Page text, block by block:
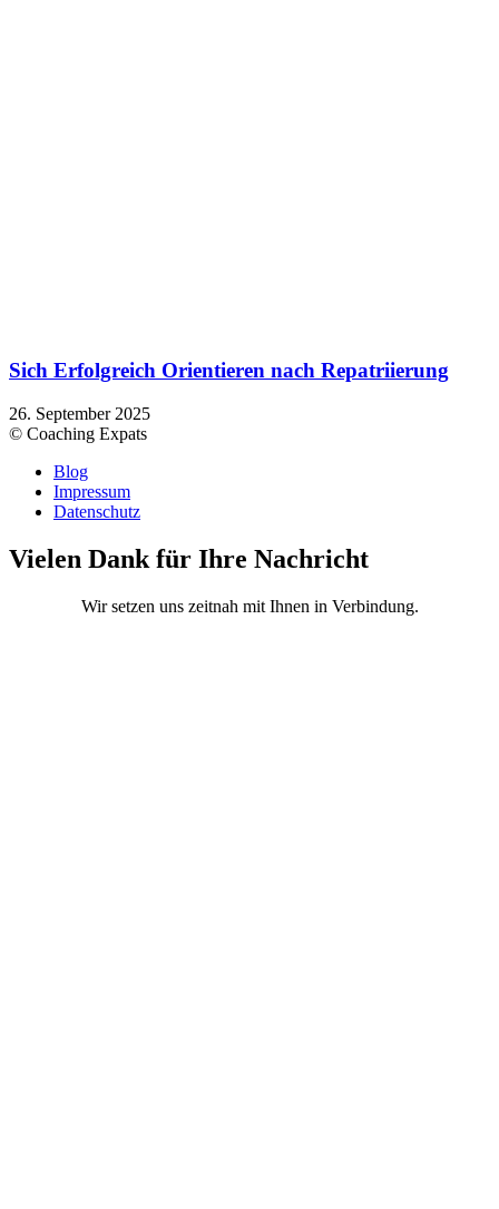
Sich Erfolgreich Orientieren nach Repatriierung
26. September 2025
© Coaching Expats
Blog
Impressum
Datenschutz
Vielen Dank für Ihre Nachricht
Wir setzen uns zeitnah mit Ihnen in Verbindung.